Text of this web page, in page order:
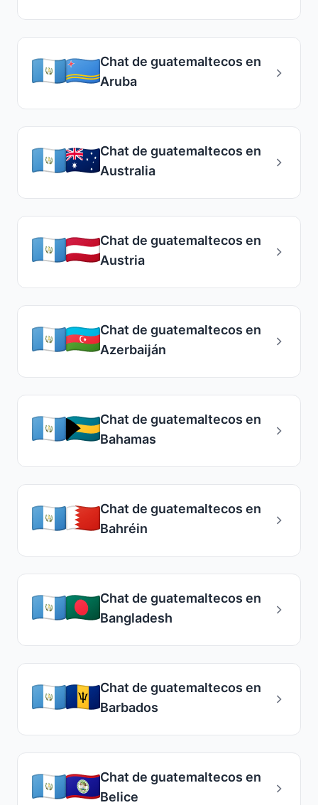
Chat de guatemaltecos en
Aruba
Chat de guatemaltecos en
Australia
Chat de guatemaltecos en
Austria
Chat de guatemaltecos en
Azerbaiján
Chat de guatemaltecos en
Bahamas
Chat de guatemaltecos en
Bahréin
Chat de guatemaltecos en
Bangladesh
Chat de guatemaltecos en
Barbados
Chat de guatemaltecos en
Belice